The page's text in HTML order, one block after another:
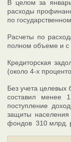
В целом за
расходы
по
Расчеты по
полном объеме и с
Кредиторская
(около 4-х
Без учета
составил менее
поступление
защиты
фондов 310 млрд.